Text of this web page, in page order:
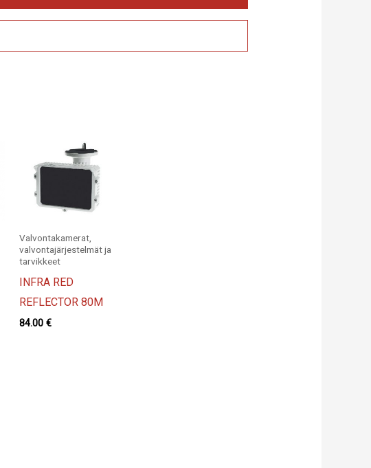
IR
30m
Valvontakamerat,
valvontajärjestelmät ja
tarvikkeet
INFRA RED
REFLECTOR 80M
84.00 €